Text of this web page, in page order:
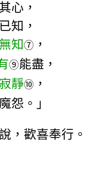
心，
知，
無知⑦ ，
⑨能盡，
靜⑩ ，
。」
，歡喜奉行。